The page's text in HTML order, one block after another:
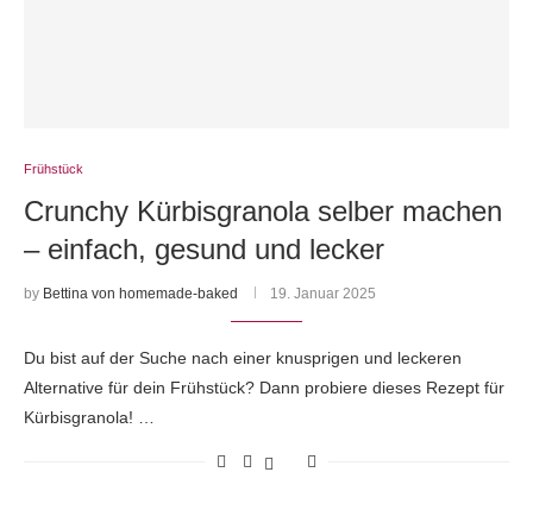
Frühstück
Crunchy Kürbisgranola selber machen
– einfach, gesund und lecker
by Bettina von homemade-baked 19. Januar 2025
Du bist auf der Suche nach einer knusprigen und leckeren
Alternative für dein Frühstück? Dann probiere dieses Rezept für
Kürbisgranola! …